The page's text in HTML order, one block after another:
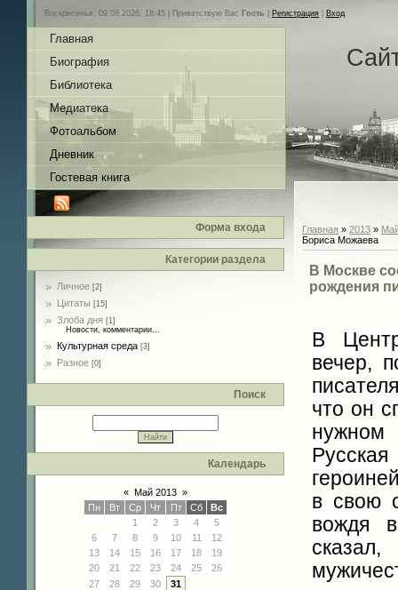
Воскресенье, 09.08.2026, 18:45 | Приветствую Вас Гость Регистрация Вход
Главная
Биография
Библиотека
Медиатека
Фотоальбом
Дневник
Гостевая книга
Форма входа
Категории раздела
Личное [2]
Цитаты [15]
Злоба дня [1]
Новости, комментарии...
Культурная среда [3]
Разное [0]
Поиск
Календарь
« Май 2013 »
Пн
Вт Ср Чт Пт Сб
Вс
1
2 3 4
5
6
7 8 9 10 11
12
13
14 15 16 17 18
19
20
21 22 23 24 25
26
27
28 29 30 31
Главная » 2013 »
Бориса Можаева
В Москве
рождения
В
вечер,
что он
нужном
в свою
вождя